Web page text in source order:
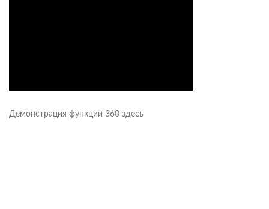
Демонстрация функции 360 здесь